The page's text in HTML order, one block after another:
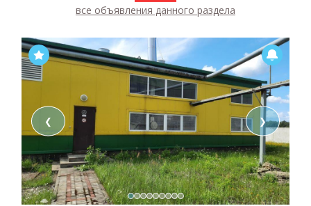
все объявления данного раздела
❮ ❯